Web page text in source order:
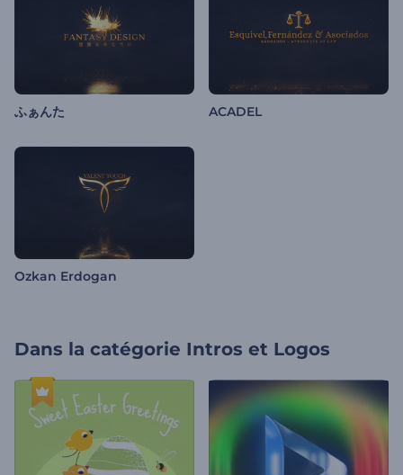
ふぁんた ACADEL
Ozkan Erdogan
Dans la catégorie Intros et Logos